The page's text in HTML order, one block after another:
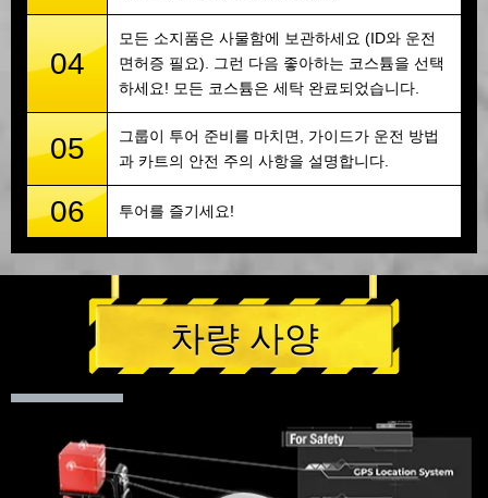
04
모든 소지품은 사물함에 보관하세요 (ID와 운전
면허증 필요). 그런 다음 좋아하는 코스튬을 선택
하세요! 모든 코스튬은 세탁 완료되었습니다.
05
그룹이 투어 준비를 마치면, 가이드가 운전 방법
과 카트의 안전 주의 사항을 설명합니다.
06 투어를 즐기세요!
차량 사양